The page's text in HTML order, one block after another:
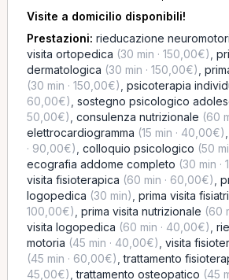
Visite a domicilio disponibili!
Prestazioni: rieducazione
visita ortopedica (30 min · 150,00€)
dermatologica (30 min · 150,00€)
(30 min · 150,00€) psicoterapia
60,00€) sostegno psicologico
50,00€) consulenza nutrizionale (60
elettrocardiogramma (15 min · 40,00€)
· 90,00€) colloquio psicologico (50
ecografia addome completo (30 min ·
visita fisioterapica (60 min · 60,00€)
logopedica (30 min) prima visita
100,00€) prima visita nutrizionale (60
visita logopedica (60 min · 40,00€)
motoria (45 min · 40,00€) visita
(45 min · 60,00€) ,trattamento
45,00€) ,trattamento osteopatico (45